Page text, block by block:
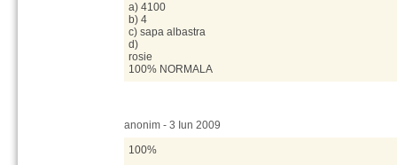
a) 4100
b) 4
c) sapa albastra
d)
rosie
100% NORMALA
anonim - 3 Iun 2009
100%